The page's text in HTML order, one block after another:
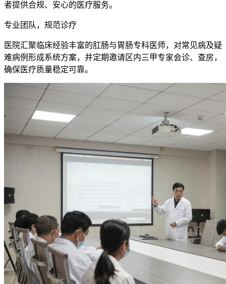
者提供合规、安心的医疗服务。
专业团队，规范诊疗
医院汇聚临床经验丰富的肛肠与胃肠专科医师，对常见病及疑
难病例形成系统方案，并定期邀请区内三甲专家会诊、查房，
确保医疗质量稳定可靠。